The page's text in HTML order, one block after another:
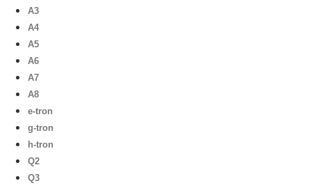
A3
A4
A5
A6
A7
A8
e-tron
g-tron
h-tron
Q2
Q3